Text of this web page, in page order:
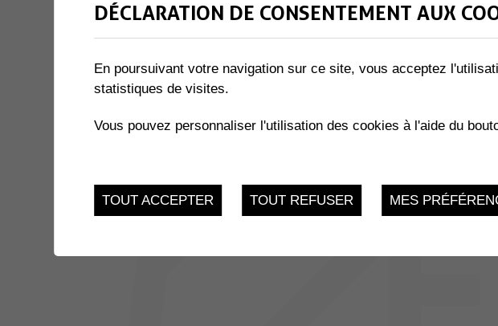
DÉCLARATION DE CONSENTEMENT AUX
En poursuivant votre navigation sur ce site, vous acceptez
statistiques de visites.
Vous pouvez personnaliser l'utilisation des cookies à l'aide du
TOUT ACCEPTER TOUT REFUSER MES